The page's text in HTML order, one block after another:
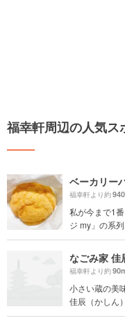
福幸軒周辺の人気ス
ベーカリー
福幸軒より約
私が今まで1
ジ my」の系
なごみ家 佳
福幸軒より約
小さい蔵の美
佳辰（かしん